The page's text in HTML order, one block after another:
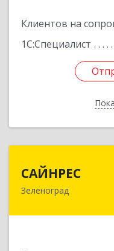
Клиентов на
1С:Специалист
САЙНРЕС
Зеленоград
124365, Москва